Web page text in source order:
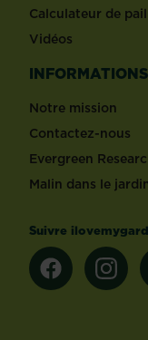
Calculateur de
Vidéos
INFORMATIONS
Notre mission
Contactez-nous
Evergreen
Malin dans le
Suivre